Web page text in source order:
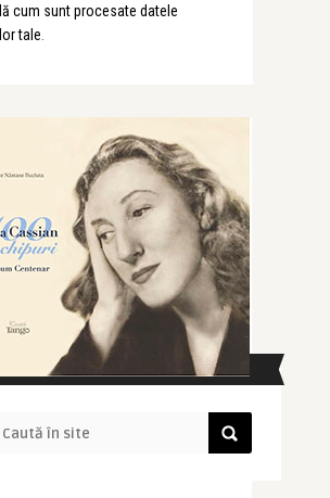
cum sunt procesate datele
tale
ÎN SITE